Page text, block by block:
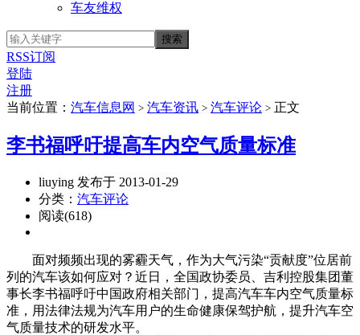
车友维权
RSS订阅
登陆
注册
当前位置： 汽车信息网 > 汽车资讯 > 汽车评论 > 正文
李书福呼吁提高车内空气质量标准
liuying 发布于 2013-01-29
分类： 汽车评论
阅读(618)
面对频频出现的雾霾天气，作为大气污染“贡献度”位居前
列的汽车该如何应对？近日，全国政协委员、吉利控股集团董
事长李书福呼吁中国政府相关部门，提高汽车车内空气质量标
准，用法律法规为汽车用户的生命健康保驾护航，提升汽车空
气质量技术的研发水平。